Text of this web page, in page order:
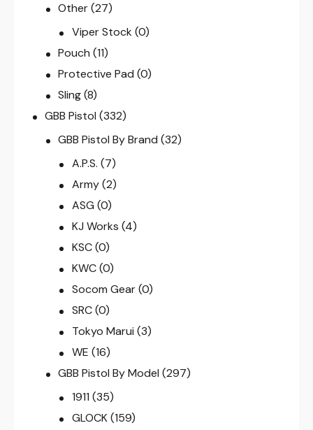
Other (27)
Viper Stock (0)
Pouch (11)
Protective Pad (0)
Sling (8)
GBB Pistol (332)
GBB Pistol By Brand (32)
A.P.S. (7)
Army (2)
ASG (0)
KJ Works (4)
KSC (0)
KWC (0)
Socom Gear (0)
SRC (0)
Tokyo Marui (3)
WE (16)
GBB Pistol By Model (297)
1911 (35)
GLOCK (159)